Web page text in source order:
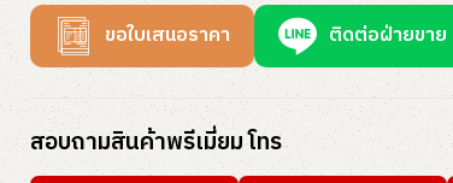
ขอใบเสนอราคา ติดต่อฝ่ายขาย
สอบถามสินค้าพรีเมี่ยม โทร